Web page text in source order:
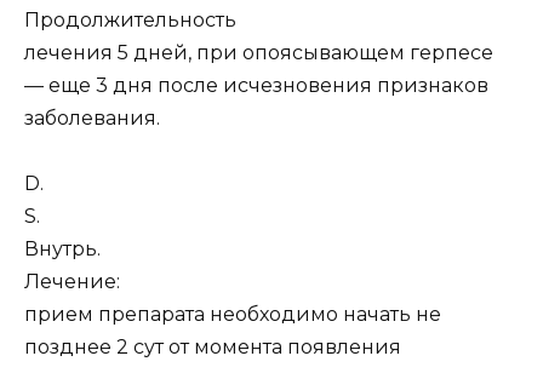
Продолжительность
лечения 5 дней, при опоясывающем герпесе
— еще 3 дня после исчезновения признаков
заболевания.
D.
S.
Внутрь.
Лечение:
прием препарата необходимо начать не
позднее 2 сут от момента появления